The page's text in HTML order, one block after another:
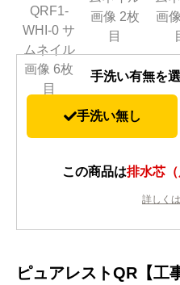
手洗い有無を
手洗い無し
この商品は排水芯
詳しく
ピュアレストQR【工